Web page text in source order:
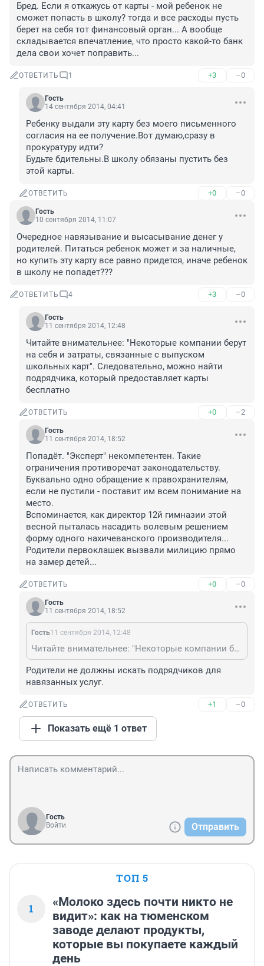
Бред. Если я откажусь от карты - мой ребенок не
сможет попасть в школу? тогда и все расходы пусть
берет на себя тот финансовый орган... А вообще
складывается впечатление, что просто какой-то банк
дела свои хочет поправить...
ОТВЕТИТЬ 1 +3 –0
Гость
14 сентября 2014, 04:41
Ребенку выдали эту карту без моего письменного
согласия на ее получение.Вот думаю,сразу в
прокуратуру идти?
Будьте бдительны.В школу обязаны пустить без
этой карты.
ОТВЕТИТЬ +0 –0
Гость
10 сентября 2014, 11:07
Очередное навязывание и высасывание денег у
родителей. Питаться ребенок может и за наличные,
но купить эту карту все равно придется, иначе ребенок
в школу не попадет???
ОТВЕТИТЬ 4 +3 –0
Гость
11 сентября 2014, 12:48
Читайте внимательнее: "Некоторые компании берут
на себя и затраты, связанные с выпуском
школьных карт". Следовательно, можно найти
подрядчика, который предоставляет карты
бесплатно
ОТВЕТИТЬ +0 –2
Гость
11 сентября 2014, 18:52
Попадёт. "Эксперт" некомпетентен. Такие
ограничения противоречат законодательству.
Буквально одно обращение к правохранителям,
если не пустили - поставит им всем понимание на
место.
Вспоминается, как директор 12й гимназии этой
весной пыталась насадить волевым решением
форму одного нахичеванского производителя...
Родители первоклашек вызвали милицию прямо
на замер детей...
ОТВЕТИТЬ +0 –0
Гость
11 сентября 2014, 18:52
Гость11 сентября 2014, 12:48
Читайте внимательнее: "Некоторые компании берут на себя и затраты, связанные с выпуском школьных карт". Следовательно, можно найти подрядчика, который предоставляет карты бесплатно
Родители не должны искать подрядчиков для
навязанных услуг.
ОТВЕТИТЬ +1 –0
Показать ещё 1 ответ
Гость
Войти
Отправить
ТОП 5
1
«Молоко здесь почти никто не
видит»: как на тюменском
заводе делают продукты,
которые вы покупаете каждый
день